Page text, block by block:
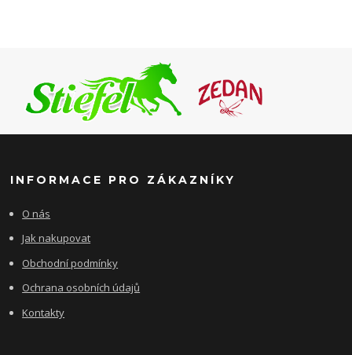
INFORMACE PRO ZÁKAZNÍKY
O nás
Jak nakupovat
Obchodní podmínky
Ochrana osobních údajů
Kontakty